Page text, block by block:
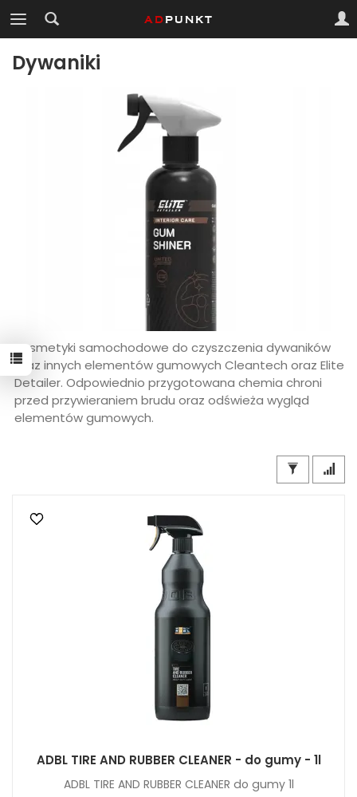
Dywaniki
Kosmetyki samochodowe do czyszczenia dywaników
oraz innych elementów gumowych Cleantech oraz Elite
Detailer. Odpowiednio przygotowana chemia chroni
przed przywieraniem brudu oraz odświeża wygląd
elementów gumowych.
ADBL TIRE AND RUBBER CLEANER - do gumy - 1l
ADBL TIRE AND RUBBER CLEANER do gumy 1l